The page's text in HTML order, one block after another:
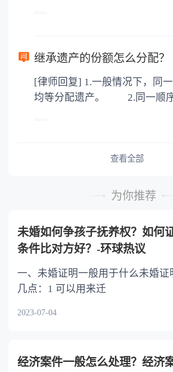
下都是不需要公证的，当然，
以防对财产继承发生纠纷，可
公证。
继承遗产的份额怎么分配？
[律师回复] 1.一般情况下，同一顺序的各继承人
均等分配遗产。 2.同一顺序继承人继承遗产
或者与被继承人共同生活的继
的继承人，不尽扶养义务的，
查看全部
为你推荐
未婚如何争孩子抚养权？如何
条件比对方好？-环球热议
一、未婚证明一般用于什么未婚证
几点：1 可以用来迁
2023-07-04
经济案件一般怎么处理？经济